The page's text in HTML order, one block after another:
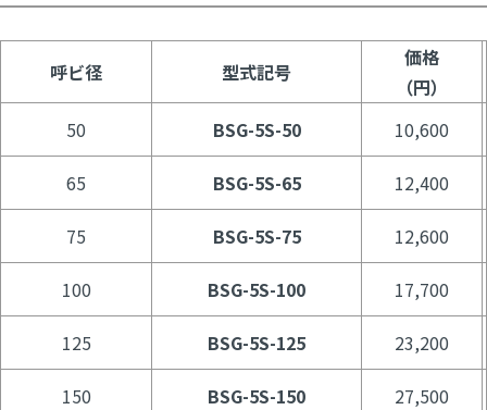
呼ビ径 型式記号
価格
（円）
50
BSG-5S-50 10,600
65 BSG-5S-65 12,400
75 BSG-5S-75 12,600
100 BSG-5S-100 17,700
125 BSG-5S-125 23,200
150 BSG-5S-150 27,500